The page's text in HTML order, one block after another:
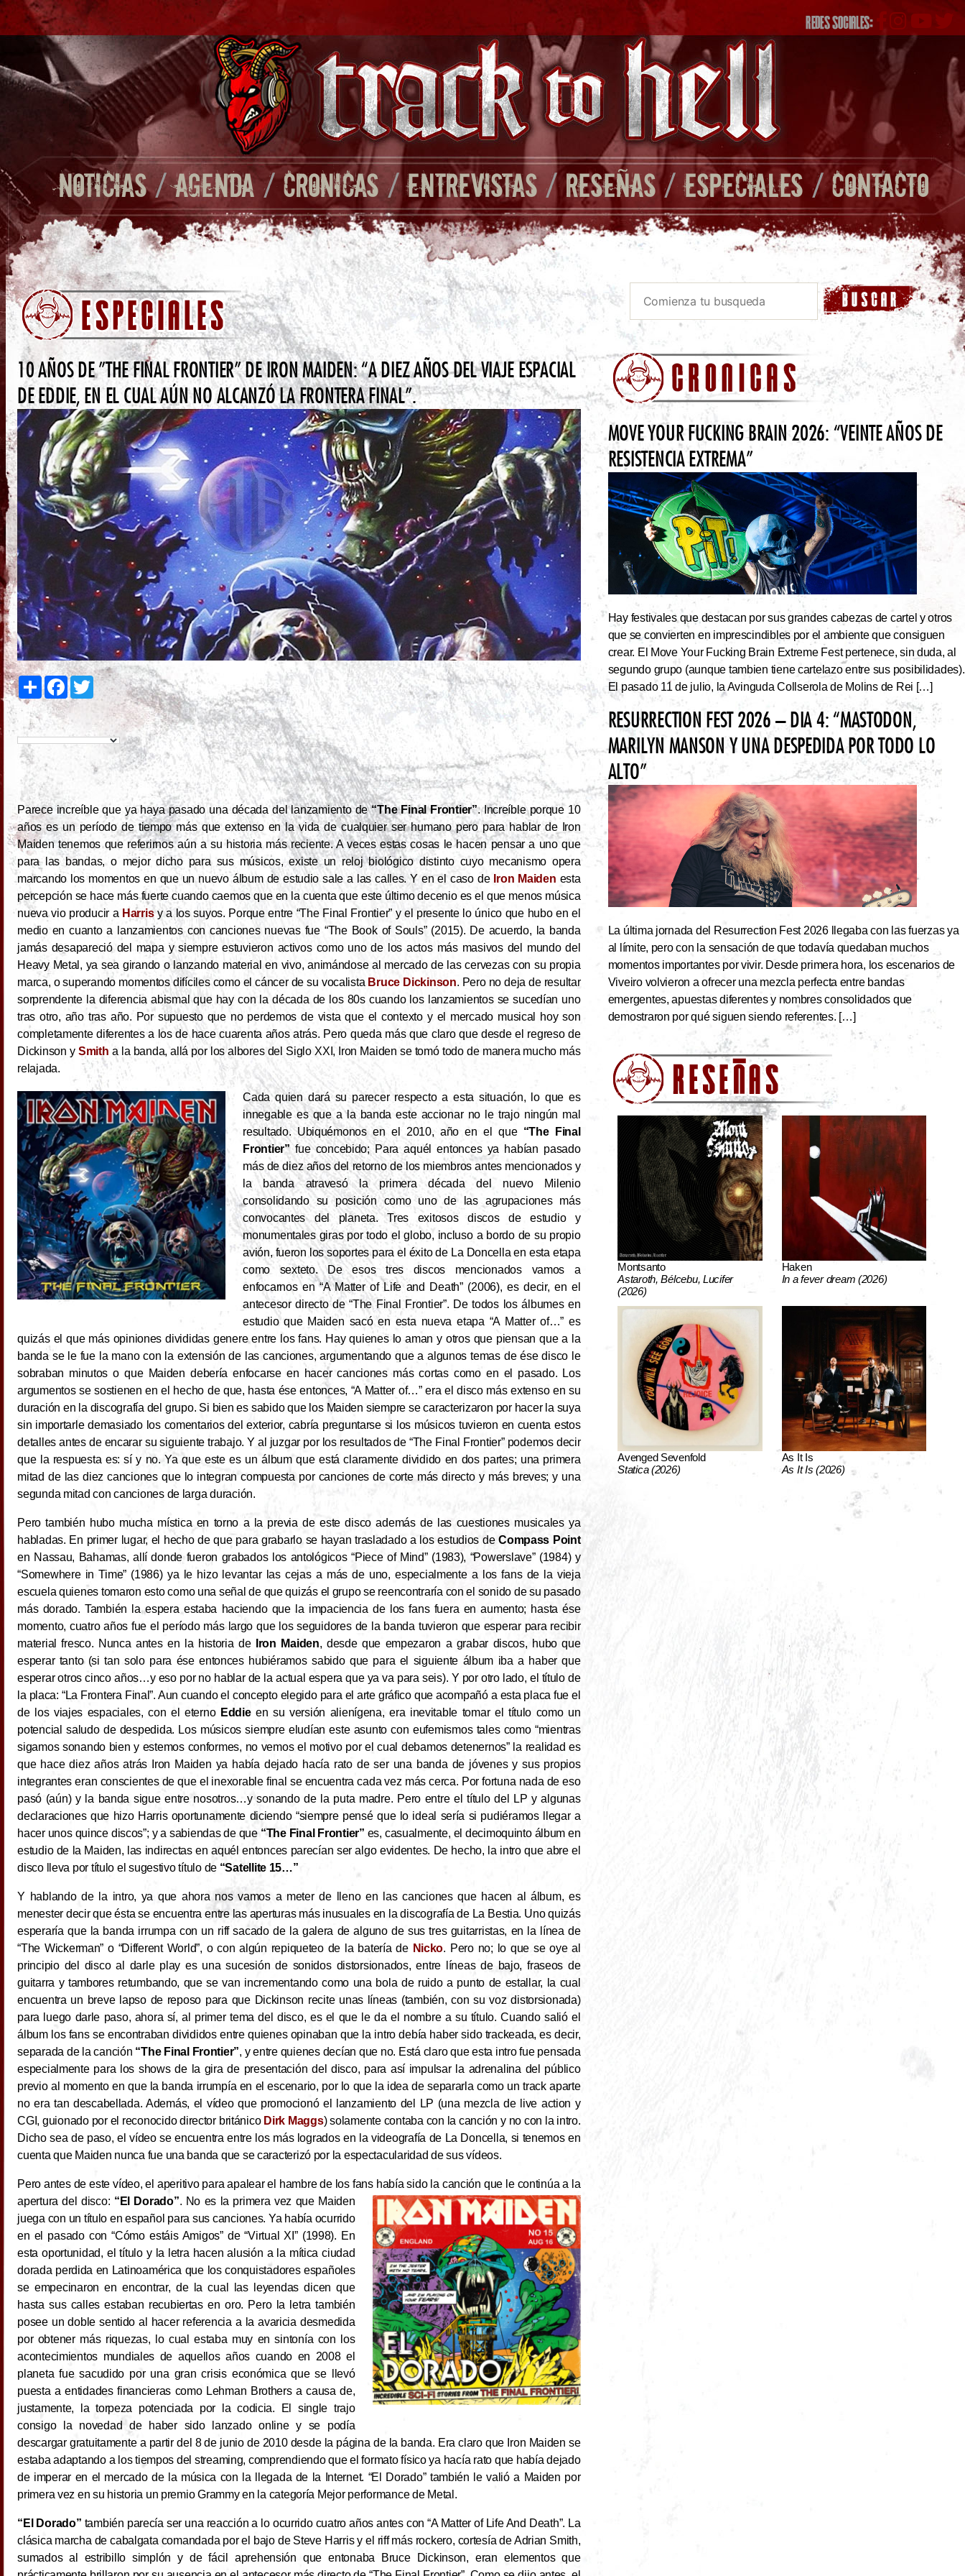
REDES SOCIALES:
NOTICIAS/AGENDA/CRONICAS/ENTREVISTAS /RESEÑAS/ESPECIALES /CONTACTO
10 AÑOS DE ”THE FINAL FRONTIER” DE IRON MAIDEN: “A DIEZ AÑOS DEL VIAJE ESPACIAL
DE EDDIE, EN EL CUAL AÚN NO ALCANZÓ LA FRONTERA FINAL”.
S
h
a
r
e
F
a
c
e
b
o
T
w
t
e
Parece increíble que ya haya pasado una década del lanzamiento de“The Final Frontier”. Increíble porque 10
años es un período de tiempo más que extenso en la vida de cualquier ser humano pero para hablar de Iron
Maiden tenemos que referirnos aún a su historia más reciente. A veces estas cosas le hacen pensar a uno que
para las bandas, o mejor dicho para sus músicos, existe un reloj biológico distinto cuyo mecanismo opera
marcando los momentos en que un nuevo álbum de estudio sale a las calles. Y en el caso de Iron Maiden esta
percepción se hace más fuerte cuando caemos que en la cuenta que este último decenio es el que menos música
nueva vio producir a Harrisy a los suyos. Porque entre “The Final Frontier” y el presente lo único que hubo en el
medio en cuanto a lanzamientos con canciones nuevas fue “The Book of Souls” (2015). De acuerdo, la banda
jamás desapareció del mapa y siempre estuvieron activos como uno de los actos más masivos del mundo del
Heavy Metal, ya sea girando o lanzando material en vivo, animándose al mercado de las cervezas con su propia
marca, o superando momentos difíciles como el cáncer de su vocalista Bruce Dickinson. Pero no deja de resultar
sorprendente la diferencia abismal que hay con la década de los 80s cuando los lanzamientos se sucedían uno
tras otro, año tras año. Por supuesto que no perdemos de vista que el contexto y el mercado musical hoy son
completamente diferentes a los de hace cuarenta años atrás. Pero queda más que claro que desde el regreso de
Dickinson y Smith a la banda, allá por los albores del Siglo XXI, Iron Maiden se tomó todo de manera mucho más
relajada.
Cada quien dará su parecer respecto a esta situación, lo que es
innegable es que a la banda este accionar no le trajo ningún mal
resultado. Ubiquémonos en el 2010, año en el que “The Final
Frontier”fue concebido; Para aquél entonces ya habían pasado
más de diez años del retorno de los miembros antes mencionados y
la banda atravesó la primera década del nuevo Milenio
consolidando su posición como uno de las agrupaciones más
convocantes del planeta. Tres exitosos discos de estudio y
monumentales giras por todo el globo, incluso a bordo de su propio
avión, fueron los soportes para el éxito de La Doncella en esta etapa
como sexteto. De esos tres discos mencionados vamos a
enfocarnos en “A Matter of Life and Death” (2006), es decir, en el
antecesor directo de “The Final Frontier”. De todos los álbumes en
estudio que Maiden sacó en esta nueva etapa “A Matter of…” es
quizás el que más opiniones divididas genere entre los fans. Hay quienes lo aman y otros que piensan que a la
banda se le fue la mano con la extensión de las canciones, argumentando que a algunos temas de ése disco le
sobraban minutos o que Maiden debería enfocarse en hacer canciones más cortas como en el pasado. Los
argumentos se sostienen en el hecho de que, hasta ése entonces, “A Matter of…” era el disco más extenso en su
duración en la discografía del grupo. Si bien es sabido que los Maiden siempre se caracterizaron por hacer la suya
sin importarle demasiado los comentarios del exterior, cabría preguntarse si los músicos tuvieron en cuenta estos
detalles antes de encarar su siguiente trabajo. Y al juzgar por los resultados de “The Final Frontier” podemos decir
que la respuesta es: sí y no. Ya que este es un álbum que está claramente dividido en dos partes; una primera
mitad de las diez canciones que lo integran compuesta por canciones de corte más directo y más breves; y una
segunda mitad con canciones de larga duración.
Pero también hubo mucha mística en torno a la previa de este disco además de las cuestiones musicales ya
habladas. En primer lugar, el hecho de que para grabarlo se hayan trasladado a los estudios deCompass Point
en Nassau, Bahamas, allí donde fueron grabados los antológicos “Piece of Mind” (1983), “Powerslave” (1984) y
“Somewhere in Time” (1986) ya le hizo levantar las cejas a más de uno, especialmente a los fans de la vieja
escuela quienes tomaron esto como una señal de que quizás el grupo se reencontraría con el sonido de su pasado
más dorado. También la espera estaba haciendo que la impaciencia de los fans fuera en aumento; hasta ése
momento, cuatro años fue el período más largo que los seguidores de la banda tuvieron que esperar para recibir
material fresco. Nunca antes en la historia de
Iron Maiden, desde que empezaron a grabar discos, hubo que
esperar tanto (si tan solo para ése entonces hubiéramos sabido que para el siguiente álbum iba a haber que
esperar otros cinco años…y eso por no hablar de la actual espera que ya va para seis). Y por otro lado, el título de
la placa: “La Frontera Final”. Aun cuando el concepto elegido para el arte gráfico que acompañó a esta placa fue el
de los viajes espaciales, con el eterno Eddieen su versión alienígena, era inevitable tomar el título como un
potencial saludo de despedida. Los músicos siempre eludían este asunto con eufemismos tales como “mientras
sigamos sonando bien y estemos conformes, no vemos el motivo por el cual debamos detenernos” la realidad es
que hace diez años atrás Iron Maiden ya había dejado hacía rato de ser una banda de jóvenes y sus propios
integrantes eran conscientes de que el inexorable final se encuentra cada vez más cerca. Por fortuna nada de eso
pasó (aún) y la banda sigue entre nosotros…y sonando de la puta madre. Pero entre el título del LP y algunas
declaraciones que hizo Harris oportunamente diciendo “siempre pensé que lo ideal sería si pudiéramos llegar a
hacer unos quince discos”; y a sabiendas de que “The Final Frontier” es, casualmente, el decimoquinto álbum en
estudio de la Maiden, las indirectas en aquél entonces parecían ser algo evidentes. De hecho, la intro que abre el
disco lleva por título el sugestivo título de “Satellite 15…”
Y hablando de la intro, ya que ahora nos vamos a meter de lleno en las canciones que hacen al álbum, es
menester decir que ésta se encuentra entre las aperturas más inusuales en la discografía de La Bestia. Uno quizás
esperaría que la banda irrumpa con un riff sacado de la galera de alguno de sus tres guitarristas, en la línea de
“The Wickerman” o “Different World”, o con algún repiqueteo de la batería de Nicko. Pero no; lo que se oye al
principio del disco al darle play es una sucesión de sonidos distorsionados, entre líneas de bajo, fraseos de
guitarra y tambores retumbando, que se van incrementando como una bola de ruido a punto de estallar, la cual
encuentra un breve lapso de reposo para que Dickinson recite unas líneas (también, con su voz distorsionada)
para luego darle paso, ahora sí, al primer tema del disco, es el que le da el nombre a su título. Cuando salió el
álbum los fans se encontraban divididos entre quienes opinaban que la intro debía haber sido trackeada, es decir,
separada de la canción “The Final Frontier”, y entre quienes decían que no. Está claro que esta intro fue pensada
especialmente para los shows de la gira de presentación del disco, para así impulsar la adrenalina del público
previo al momento en que la banda irrumpía en el escenario, por lo que la idea de separarla como un track aparte
no era tan descabellada. Además, el vídeo que promocionó el lanzamiento del LP (una mezcla de live action y
CGI, guionado por el reconocido director británico Dirk Maggs) solamente contaba con la canción y no con la intro.
Dicho sea de paso, el vídeo se encuentra entre los más logrados en la videografía de La Doncella, si tenemos en
cuenta que Maiden nunca fue una banda que se caracterizó por la espectacularidad de sus vídeos.
Pero antes de este vídeo, el aperitivo para apalear el hambre de los fans había sido la canción que le continúa a la
apertura del disco: “El Dorado”. No es la primera vez que Maiden
juega con un título en español para sus canciones. Ya había ocurrido
en el pasado con “Cómo estáis Amigos” de “Virtual XI” (1998). En
esta oportunidad, el título y la letra hacen alusión a la mítica ciudad
dorada perdida en Latinoamérica que los conquistadores españoles
se empecinaron en encontrar, de la cual las leyendas dicen que
hasta sus calles estaban recubiertas en oro. Pero la letra también
posee un doble sentido al hacer referencia a la avaricia desmedida
por obtener más riquezas, lo cual estaba muy en sintonía con los
acontecimientos mundiales de aquellos años cuando en 2008 el
planeta fue sacudido por una gran crisis económica que se llevó
puesta a entidades financieras como Lehman Brothers a causa de,
justamente, la torpeza potenciada por la codicia. El single trajo
consigo la novedad de haber sido lanzado online y se podía
descargar gratuitamente a partir del 8 de junio de 2010 desde la página de la banda. Era claro que Iron Maiden se
estaba adaptando a los tiempos del streaming, comprendiendo que el formato físico ya hacía rato que había dejado
de imperar en el mercado de la música con la llegada de la Internet. “El Dorado” también le valió a Maiden por
primera vez en su historia un premio Grammy en la categoría Mejor performance de Metal.
“El Dorado” también parecía ser una reacción a lo ocurrido cuatro años antes con “A Matter of Life And Death”. La
clásica marcha de cabalgata comandada por el bajo de Steve Harris y el riff más rockero, cortesía de Adrian Smith,
sumados al estribillo simplón y de fácil aprehensión que entonaba Bruce Dickinson, eran elementos que
MOVE YOUR FUCKING BRAIN 2026: “VEINTE AÑOS DE
RESISTENCIA EXTREMA”
Hay festivales que destacan por sus grandes cabezas de cartel y otros
que se convierten en imprescindibles por el ambiente que consiguen
crear. El Move Your Fucking Brain Extreme Fest pertenece, sin duda, al
segundo grupo (aunque tambien tiene cartelazo entre sus posibilidades).
El pasado 11 de julio, la Avinguda Collserola de Molins de Rei […]
RESURRECTION FEST 2026 – DIA 4: “MASTODON,
MARILYN MANSON Y UNA DESPEDIDA POR TODO LO
ALTO”
La última jornada del Resurrection Fest 2026 llegaba con las fuerzas ya
al límite, pero con la sensación de que todavía quedaban muchos
momentos importantes por vivir. Desde primera hora, los escenarios de
Viveiro volvieron a ofrecer una mezcla perfecta entre bandas
emergentes, apuestas diferentes y nombres consolidados que
demostraron por qué siguen siendo referentes. […]
Montsanto
Astaroth, Bélcebu, Lucifer
(2026)
Haken
In a fever dream (2026)
Avenged Sevenfold
Statica (2026)
As It Is
As It Is (2026)